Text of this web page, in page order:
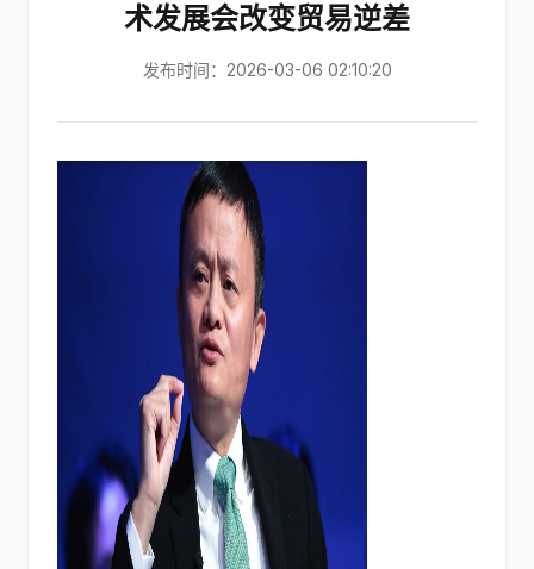
术发展会改变贸易逆差
发布时间：2026-03-06 02:10:20